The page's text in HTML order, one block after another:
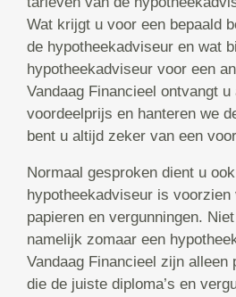
Wat krijgt u voor een bepaald
de hypotheekadviseur en wat
hypotheekadviseur voor een
Vandaag Financieel ontvangt u
voordeelprijs en hanteren we
bent u altijd zeker van een
Normaal gesproken dient u
hypotheekadviseur is
papieren en vergunningen.
namelijk zomaar een
Vandaag Financieel zijn alleen
die de juiste diploma’s en